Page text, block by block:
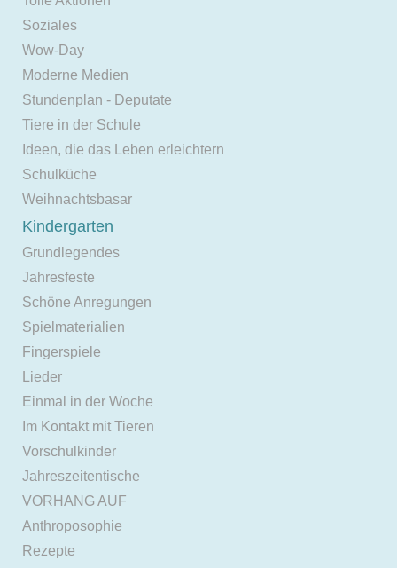
Soziales
Wow-Day
Moderne Medien
Stundenplan - Deputate
Tiere in der Schule
Ideen, die das Leben erleichtern
Schulküche
Weihnachtsbasar
Kindergarten
Grundlegendes
Jahresfeste
Schöne Anregungen
Spielmaterialien
Fingerspiele
Lieder
Einmal in der Woche
Im Kontakt mit Tieren
Vorschulkinder
Jahreszeitentische
VORHANG AUF
Anthroposophie
Rezepte